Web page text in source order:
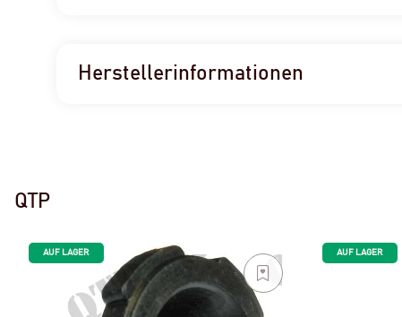
Herstellerinformationen
QTP
AUF LAGER AUF LAGER